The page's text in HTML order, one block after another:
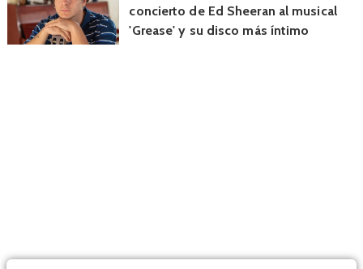
concierto de Ed Sheeran al musical
'Grease' y su disco más íntimo